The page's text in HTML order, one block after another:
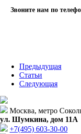
Звоните нам по
Предыдущая
Статьи
Следующая
Москва, метро
ул. Шумкина, дом 11А
+7(495) 603-30-00